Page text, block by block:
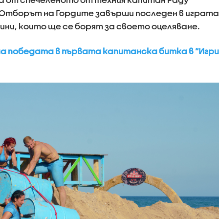
на Гордите завърши последен в играта
които ще се борят за своето оцеляване.
победата в първата капитанска битка в “Игри